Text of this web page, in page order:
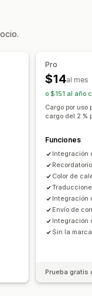
de marca
Pro
$14al mes
o $151 al año
Cargo por uso
cargo del 2 %
Funciones
Integración
Color de
Integración
Envío de
Integración
Sin la
Prueba gratis